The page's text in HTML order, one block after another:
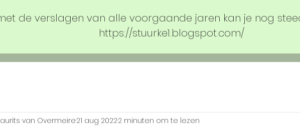
de verslagen van alle voorgaande jaren kan je nog
https://stuurke1.blogspot.com/
van Overmeire21 aug 20222 minuten om te lezen